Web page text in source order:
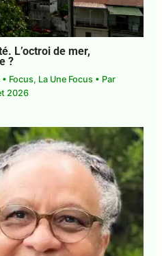
•Focus,La Une Focus•
2026